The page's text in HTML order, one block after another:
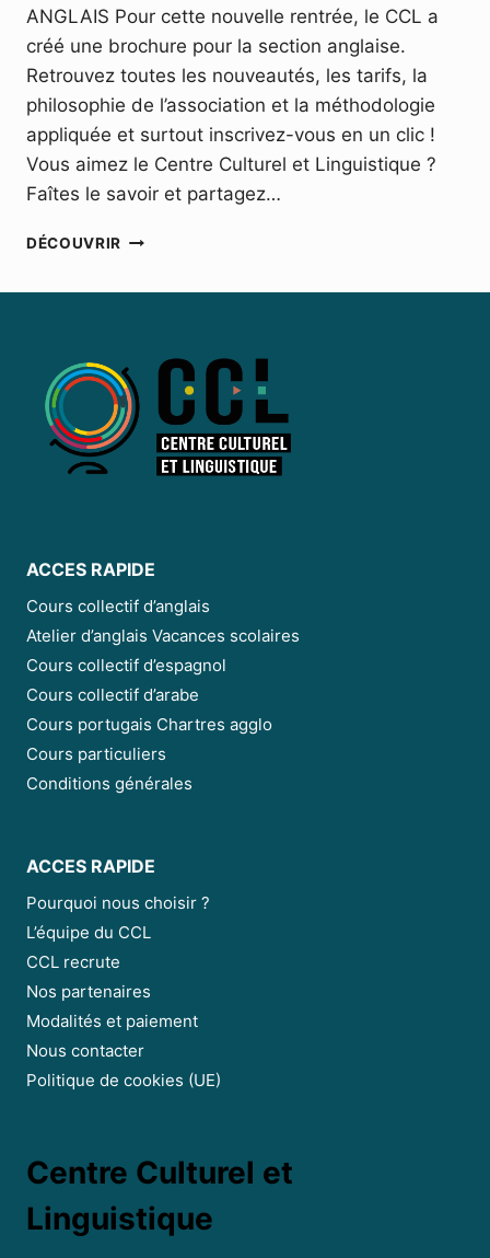
ANGLAIS Pour cette nouvelle rentrée, le CCL a
créé une brochure pour la section anglaise.
Retrouvez toutes les nouveautés, les tarifs, la
philosophie de l’association et la méthodologie
appliquée et surtout inscrivez-vous en un clic !
Vous aimez le Centre Culturel et Linguistique ?
Faîtes le savoir et partagez…
DÉCOUVRIR TÉLÉCHARGEZ
ACCES RAPIDE
Cours collectif d’anglais
Atelier d’anglais Vacances scolaires
Cours collectif d’espagnol
Cours collectif d’arabe
Cours portugais Chartres agglo
Cours particuliers
Conditions générales
ACCES RAPIDE
Pourquoi nous choisir ?
L’équipe du CCL
CCL recrute
Nos partenaires
Modalités et paiement
Nous contacter
Politique de cookies (UE)
Centre Culturel et
Linguistique